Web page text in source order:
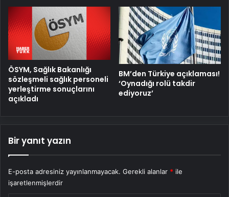
ÖSYM, Sağlık Bakanlığı
sözleşmeli sağlık personeli
yerleştirme sonuçlarını
açıkladı
BM’den Türkiye açıklaması!
‘Oynadığı rolü takdir
ediyoruz’
Bir yanıt yazın
E-posta adresiniz yayınlanmayacak. Gerekli alanlar * ile
işaretlenmişlerdir